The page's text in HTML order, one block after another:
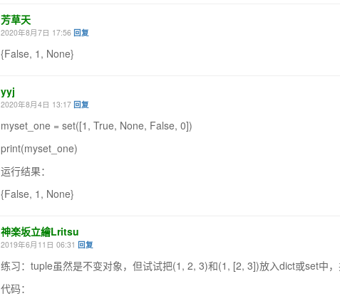
芳草天
2020年8月7日 17:56 回复
{False, 1, None}
yyj
2020年8月4日 13:17 回复
myset_one = set([1, True, None, False, 0])
print(myset_one)
运行结果：
{False, 1, None}
神楽坂立繪Lritsu
2019年6月11日 06:31 回复
练习：tuple虽然是不变对象，但试试把(1, 2, 3)和(1, [2, 3])放入dict或set中
代码：